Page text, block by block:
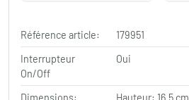
Référence article:
179951
Interrupteur
On/Off
Oui
Dimensions: Hauteur: 16.5 cm